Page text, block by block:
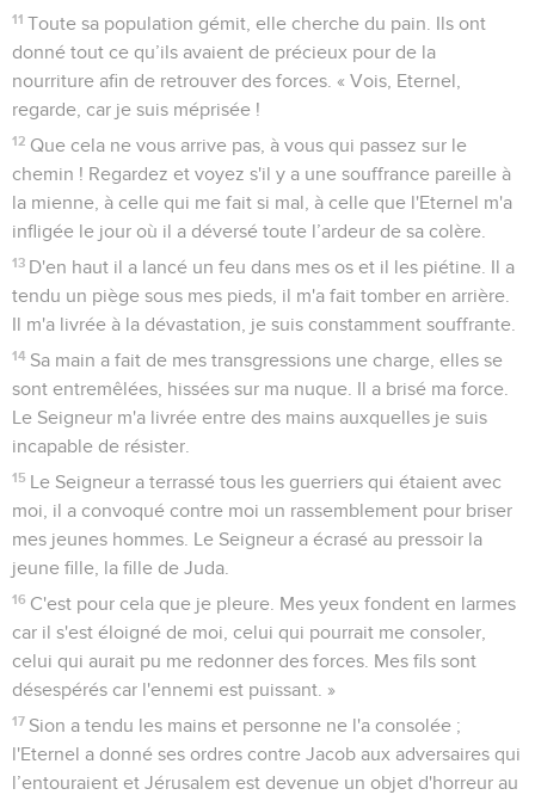
11 Toute sa population gémit, elle cherche du pain. Ils ont
donné tout ce qu’ils avaient de précieux pour de la
nourriture afin de retrouver des forces. « Vois, Eternel,
regarde, car je suis méprisée !
12 Que cela ne vous arrive pas, à vous qui passez sur le
chemin ! Regardez et voyez s'il y a une souffrance pareille à
la mienne, à celle qui me fait si mal, à celle que l'Eternel m'a
infligée le jour où il a déversé toute l’ardeur de sa colère.
13 D'en haut il a lancé un feu dans mes os et il les piétine. Il a
tendu un piège sous mes pieds, il m'a fait tomber en arrière.
Il m'a livrée à la dévastation, je suis constamment souffrante.
14 Sa main a fait de mes transgressions une charge, elles se
sont entremêlées, hissées sur ma nuque. Il a brisé ma force.
Le Seigneur m'a livrée entre des mains auxquelles je suis
incapable de résister.
15
Le Seigneur a terrassé tous les guerriers qui étaient avec
moi, il a convoqué contre moi un rassemblement pour briser
mes jeunes hommes. Le Seigneur a écrasé au pressoir la
jeune fille, la fille de Juda.
16 C'est pour cela que je pleure. Mes yeux fondent en larmes
car il s'est éloigné de moi, celui qui pourrait me consoler,
celui qui aurait pu me redonner des forces. Mes fils sont
désespérés car l'ennemi est puissant. »
17 Sion a tendu les mains et personne ne l'a consolée ;
l'Eternel a donné ses ordres contre Jacob aux adversaires qui
l’entouraient et Jérusalem est devenue un objet d'horreur au